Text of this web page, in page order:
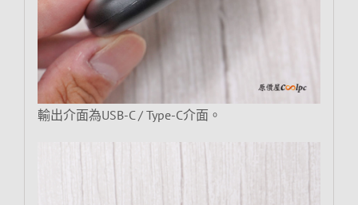
輸出介面為USB-C / Type-C介面。